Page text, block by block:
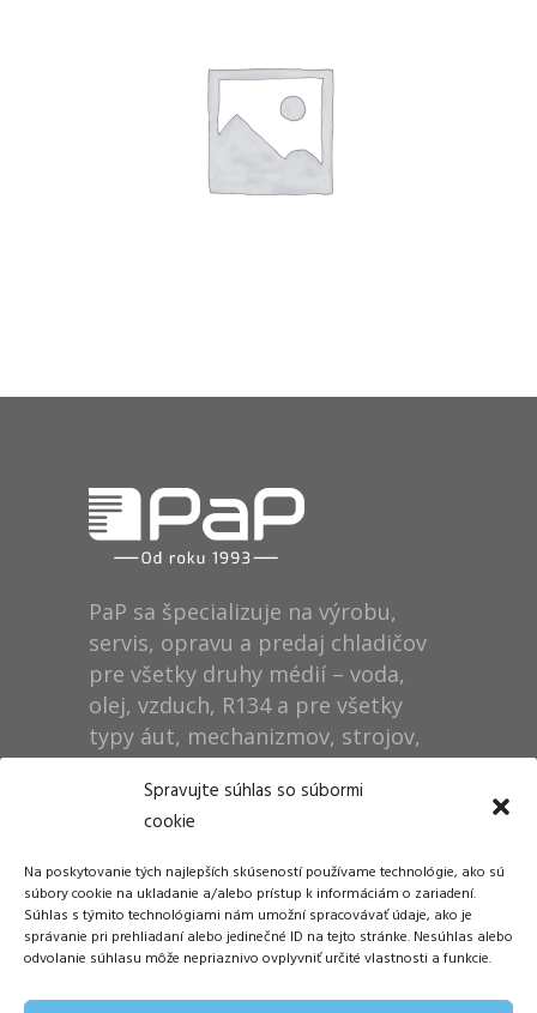
Spravujte súhlas so súbormi
cookie
Na poskytovanie tých najlepších skúseností používame technológie, ako sú
súbory cookie na ukladanie a/alebo prístup k informáciám o zariadení.
Súhlas s týmito technológiami nám umožní spracovávať údaje, ako je
správanie pri prehliadaní alebo jedinečné ID na tejto stránke. Nesúhlas alebo
odvolanie súhlasu môže nepriaznivo ovplyvniť určité vlastnosti a funkcie.
PaP sa špecializuje na výrobu,
servis, opravu a predaj chladičov
pre všetky druhy médií – voda,
olej, vzduch, R134 a pre všetky
typy áut, mechanizmov, strojov,
technológií, rušňov…
Dušan Pytel P a P
ŠM Stráže
058 01 Poprad
Tel.: +421 905 311 248